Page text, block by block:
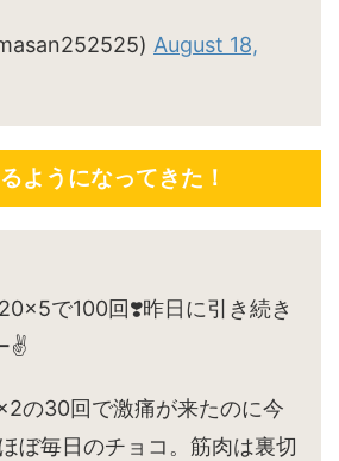
August 18,
ようになってきた！
で100回❣️昨日に引き続き
✌️
の30回で激痛が来たのに今
ぼ毎日のチョコ。筋肉は裏切